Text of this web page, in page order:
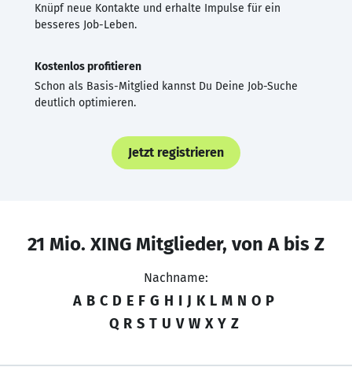
Knüpf neue Kontakte und erhalte Impulse für ein
besseres Job-Leben.
Kostenlos profitieren
Schon als Basis-Mitglied kannst Du Deine Job-Suche
deutlich optimieren.
Jetzt registrieren
21 Mio. XING Mitglieder, von A bis Z
Nachname:
A B C D E F G H I J K L M N O P
Q R S T U V W X Y Z